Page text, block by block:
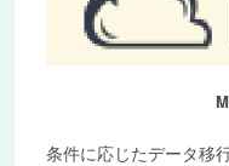
条件に応じたデータ移